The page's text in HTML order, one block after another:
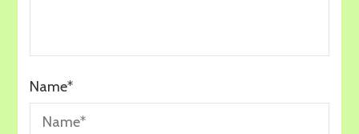
Name*